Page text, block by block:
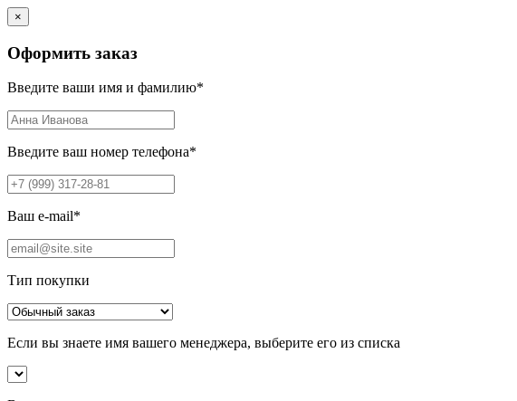
×
Оформить заказ
Введите ваши имя и фамилию*
Введите ваш номер телефона*
Ваш e-mail*
Тип покупки
Если вы знаете имя вашего менеджера, выберите его из списка